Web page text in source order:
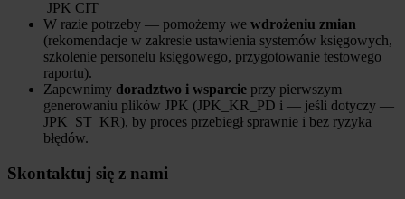
JPK CIT
W razie potrzeby — pomożemy we wdrożeniu zmian
(rekomendacje w zakresie ustawienia systemów księgowych,
szkolenie personelu księgowego, przygotowanie testowego
raportu).
Zapewnimy doradztwo i wsparcie przy pierwszym
generowaniu plików JPK (JPK_KR_PD i — jeśli dotyczy —
JPK_ST_KR), by proces przebiegł sprawnie i bez ryzyka
błędów.
Skontaktuj się z nami